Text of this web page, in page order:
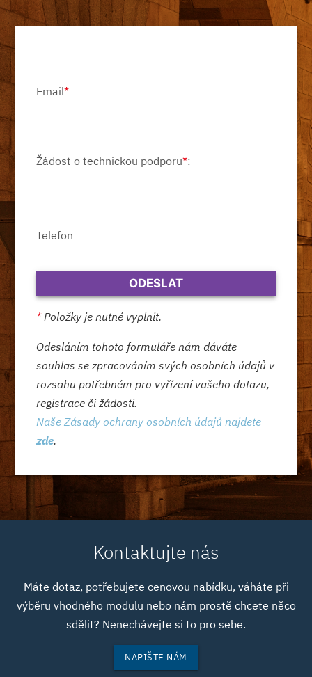
Email*
Žádost o technickou podporu*:
Telefon
*Položky je nutné vyplnit.
Odesláním tohoto formuláře nám dáváte
souhlas se zpracováním svých osobních údajů v
rozsahu potřebném pro vyřízení vašeho dotazu,
registrace či žádosti.
Naše Zásady ochrany osobních údajů najdete
zde.
Kontaktujte nás
Máte dotaz, potřebujete cenovou nabídku, váháte při
výběru vhodného modulu nebo nám prostě chcete něco
sdělit? Nenechávejte si to pro sebe.
NAPIŠTE NÁM